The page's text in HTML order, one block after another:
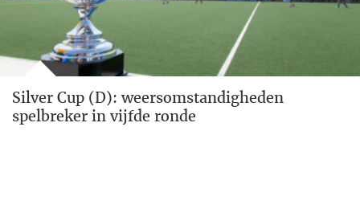
Silver Cup (D): weersomstandigheden
spelbreker in vijfde ronde